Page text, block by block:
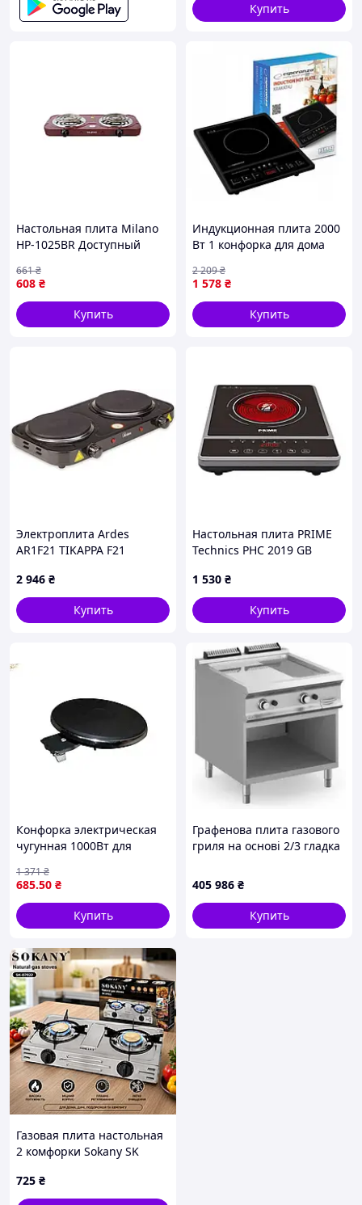
Купить
Настольная плита Milano
HP-1025BR Доступный
608 ₴
661₴
Купить
Индукционная плита 2000
Вт 1 конфорка для дома
FK-8146
1 578 ₴
2 209₴
Купить
Электроплита Ardes
AR1F21 TIKAPPA F21
2 946 ₴
Купить
Настольная плита PRIME
Technics PHC 2019 GB
1 530 ₴
Купить
Конфорка электрическая
чугунная 1000Вт для
компактная и мощная
плитка
685.50 ₴
1 371₴
Купить
Графенова плита газового
гриля на основі 2/3 гладка
2X 9.2kW Domina Pro 900
800X900X850 мм
405 986 ₴
Купить
Газовая плита настольная
2 комфорки Sokany SK
Газовая настольная плита
725 ₴